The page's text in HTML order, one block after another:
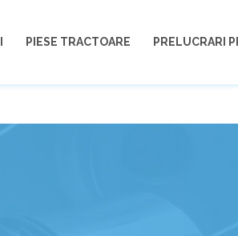
PIESE TRACTOARE PRELUCRARI